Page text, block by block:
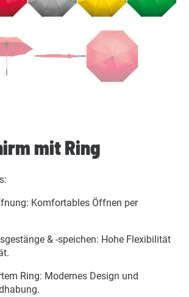
mit Ring
Komfortables Öffnen per
& -speichen: Hohe Flexibilität
Ring: Modernes Design und